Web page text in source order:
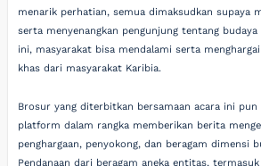
menarik perhatian, semua dimaksudkan supaya
serta menyenangkan pengunjung tentang budaya
ini, masyarakat bisa mendalami serta
khas dari masyarakat Karibia.
Brosur yang diterbitkan bersamaan acara ini pun
platform dalam rangka memberikan berita
penghargaan, penyokong, dan beragam dimensi
Pendanaan dari beragam aneka entitas,